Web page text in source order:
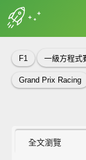
收
F1 一級方程式
Grand Prix Racing
全文瀏覽